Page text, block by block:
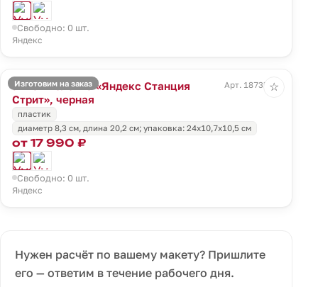
Свободно: 0 шт.
Яндекс
Изготовим на заказ
Умная колонка «Яндекс Станция
Стрит», черная
Арт. 18735.30
пластик
диаметр 8,3 см, длина 20,2 см; упаковка: 24x10,7x10,5 см
от 17 990 ₽
Свободно: 0 шт.
Яндекс
☆
Нужен расчёт по вашему макету? Пришлите
его — ответим в течение рабочего дня.